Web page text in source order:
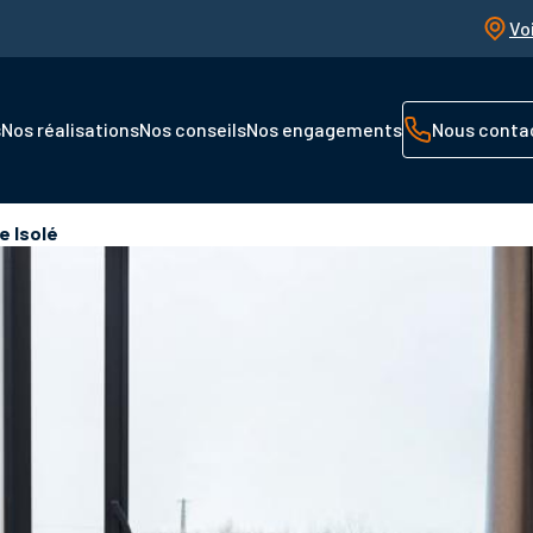
Nos réalisationsNos conseilsNos engagements Nous
Isolé